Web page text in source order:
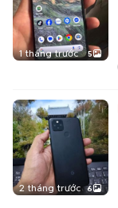
1 tháng trước 5
2 tháng trước 6